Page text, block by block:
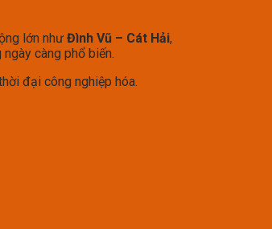
lớn như Đình Vũ – Cát Hải,
ngày càng phổ biến.
đại công nghiệp hóa.